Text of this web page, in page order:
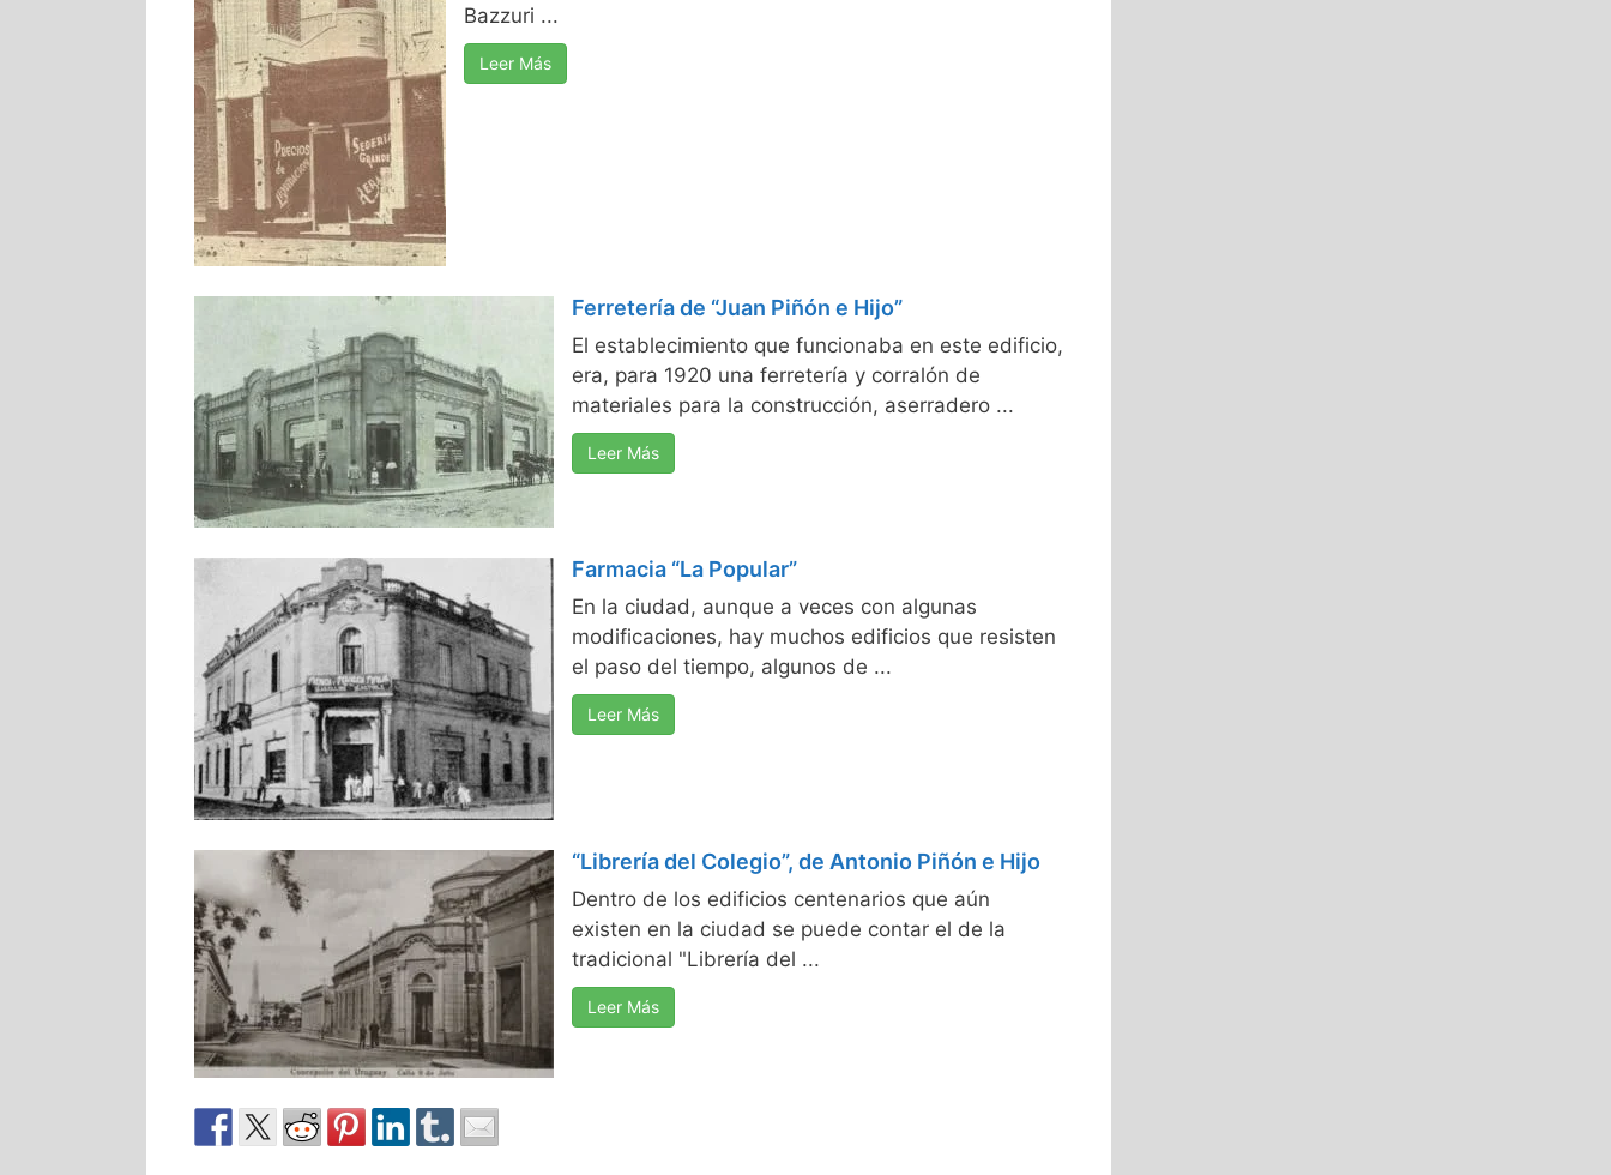
Bazzuri ...
Leer Más
Ferretería de “Juan Piñón e Hijo”
El establecimiento que funcionaba en este edificio,
era, para 1920 una ferretería y corralón de
materiales para la construcción, aserradero ...
Leer Más
Farmacia “La Popular”
En la ciudad, aunque a veces con algunas
modificaciones, hay muchos edificios que resisten
el paso del tiempo, algunos de ...
Leer Más
“Librería del Colegio”, de Antonio Piñón e Hijo
Dentro de los edificios centenarios que aún
existen en la ciudad se puede contar el de la
tradicional "Librería del ...
Leer Más